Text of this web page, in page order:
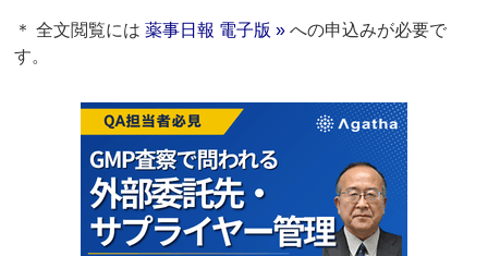
＊ 全文閲覧には薬事日報 電子版 » への申込みが必要で
す。